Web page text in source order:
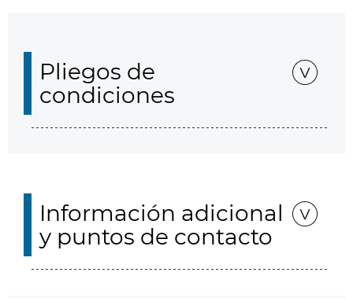
Pliegos de
condiciones
Información adicional
y puntos de contacto